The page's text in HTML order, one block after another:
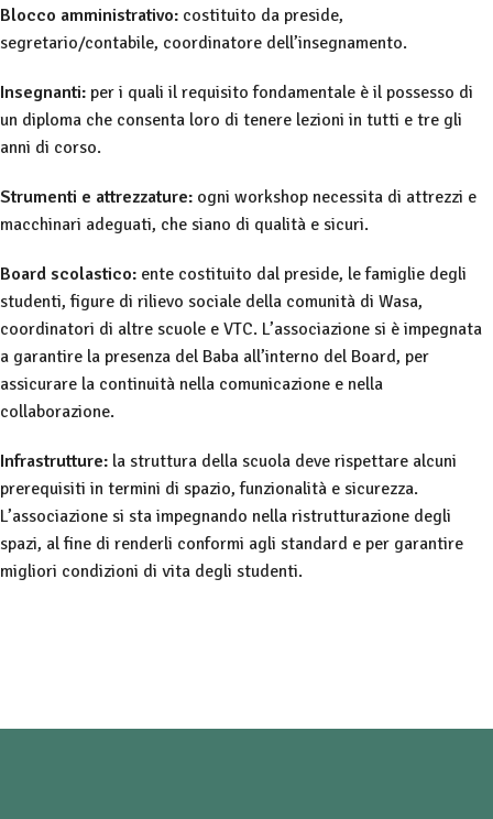
Blocco amministrativo: costituito da preside,
segretario/contabile, coordinatore dell’insegnamento.
Insegnanti: per i quali il requisito fondamentale è il possesso di
un diploma che consenta loro di tenere lezioni in tutti e tre gli
anni di corso.
Strumenti e attrezzature: ogni workshop necessita di attrezzi e
macchinari adeguati, che siano di qualità e sicuri.
Board scolastico: ente costituito dal preside, le famiglie degli
studenti, figure di rilievo sociale della comunità di Wasa,
coordinatori di altre scuole e VTC. L’associazione si è impegnata
a garantire la presenza del Baba all’interno del Board, per
assicurare la continuità nella comunicazione e nella
collaborazione.
Infrastrutture: la struttura della scuola deve rispettare alcuni
prerequisiti in termini di spazio, funzionalità e sicurezza.
L’associazione si sta impegnando nella ristrutturazione degli
spazi, al fine di renderli conformi agli standard e per garantire
migliori condizioni di vita degli studenti.